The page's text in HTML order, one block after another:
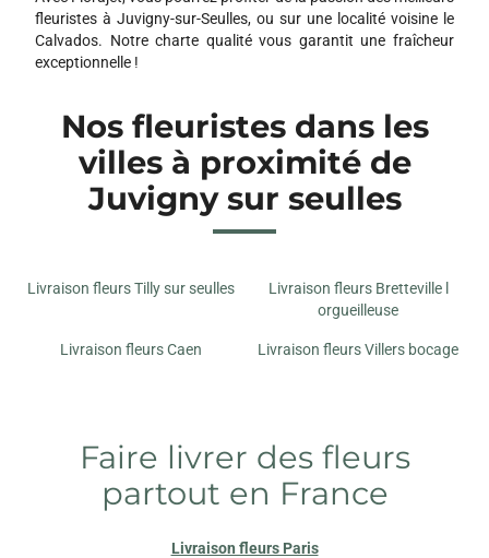
fleuristes à Juvigny-sur-Seulles, ou sur une localité voisine le
Calvados. Notre charte qualité vous garantit une fraîcheur
exceptionnelle !
Nos fleuristes dans les
villes à proximité de
Juvigny sur seulles
Livraison fleurs Tilly sur seulles
Livraison fleurs Bretteville l
orgueilleuse
Livraison fleurs Caen Livraison fleurs Villers bocage
Faire livrer des fleurs
partout en France
Livraison fleurs Paris